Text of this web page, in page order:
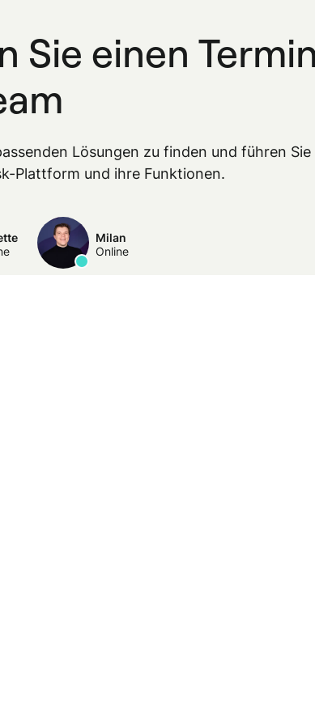
Sie einen
Lösungen zu finden und führen
Plattform und ihre Funktionen.
Milan
Online